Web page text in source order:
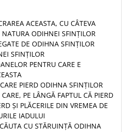
ACEASTA, CU CÂTEVA
NATURA ODIHNEI SFINŢILOR
DE ODIHNA SFINŢILOR
SFINŢILOR
PENTRU CARE E
PIERD ODIHNA SFINŢILOR
PE LÂNGĂ FAPTUL CĂ PIERD
ŞI PLĂCERILE DIN VREMEA DE
IADULUI
CU STĂRUINŢĂ ODIHNA